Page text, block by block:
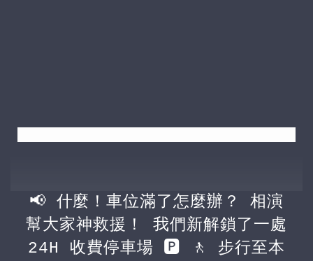
📢 什麼！車位滿了怎麼辦？ 相演
幫大家神救援！ 我們新解鎖了一處
24H 收費停車場 🅿️ 🚶 步行至本